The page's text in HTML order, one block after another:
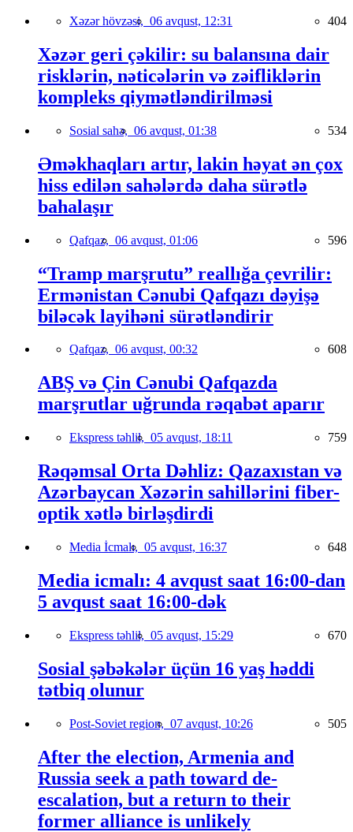
Xəzər hövzəsi, 06 avqust, 12:31 404
Xəzər geri çəkilir: su balansına dair
risklərin, nəticələrin və zəifliklərin
kompleks qiymətləndirilməsi
Sosial sahə, 06 avqust, 01:38 534
Əməkhaqları artır, lakin həyat ən çox
hiss edilən sahələrdə daha sürətlə
bahalaşır
Qafqaz, 06 avqust, 01:06 596
“Tramp marşrutu” reallığa çevrilir:
Ermənistan Cənubi Qafqazı dəyişə
biləcək layihəni sürətləndirir
Qafqaz, 06 avqust, 00:32 608
ABŞ və Çin Cənubi Qafqazda
marşrutlar uğrunda rəqabət aparır
Ekspress təhlil, 05 avqust, 18:11 759
Rəqəmsal Orta Dəhliz: Qazaxıstan və
Azərbaycan Xəzərin sahillərini fiber-
optik xətlə birləşdirdi
Media İcmalı, 05 avqust, 16:37 648
Media icmalı: 4 avqust saat 16:00-dan
5 avqust saat 16:00-dək
Ekspress təhlil, 05 avqust, 15:29 670
Sosial şəbəkələr üçün 16 yaş həddi
tətbiq olunur
Post-Soviet region, 07 avqust, 10:26 505
After the election, Armenia and
Russia seek a path toward de-
escalation, but a return to their
former alliance is unlikely